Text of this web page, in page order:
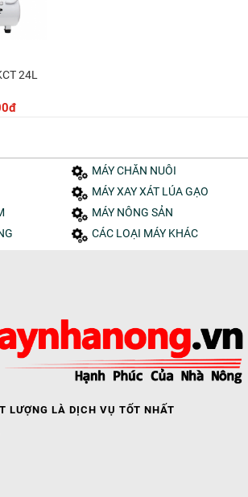
giỏ
24L
MÁY CHĂN NUÔI
MÁY XAY XÁT LÚA GẠO
MÁY NÔNG SẢN
CÁC LOẠI MÁY KHÁC
LƯỢNG LÀ DỊCH VỤ TỐT NHẤT